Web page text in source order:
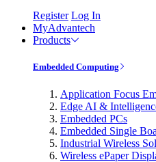
Register Log In
MyAdvantech
Products
Embedded Computing
Application Focus
Edge AI &
Embedded PCs
Embedded Single
Industrial Wireless
Wireless ePaper